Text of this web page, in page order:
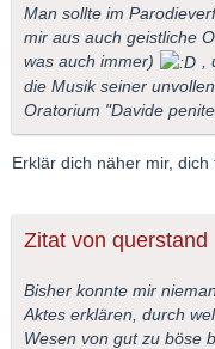
Man sollte im
mir aus auch geistliche
was auch immer)
,
die Musik seiner
Oratorium "Davide
Erklär dich näher mir, dich
Zitat von querstand
Bisher konnte mir
Aktes erklären, durch
Wesen von gut zu böse